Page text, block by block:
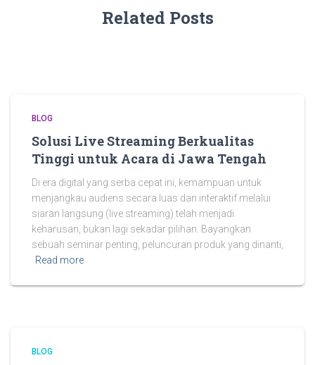
Related Posts
BLOG
Solusi Live Streaming Berkualitas
Tinggi untuk Acara di Jawa Tengah
Di era digital yang serba cepat ini, kemampuan untuk
menjangkau audiens secara luas dan interaktif melalui
siaran langsung (live streaming) telah menjadi
keharusan, bukan lagi sekadar pilihan. Bayangkan
sebuah seminar penting, peluncuran produk yang dinanti,
Read more
BLOG